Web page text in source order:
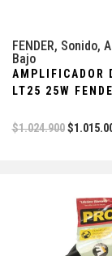
FENDER, Sonido,
Bajo
AMPLIFICADOR
LT25 25W
$1.024.900 $